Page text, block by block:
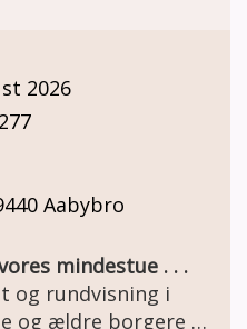
2026
Aabybro
mindestue . . .
og rundvisning i
og ældre borgere .